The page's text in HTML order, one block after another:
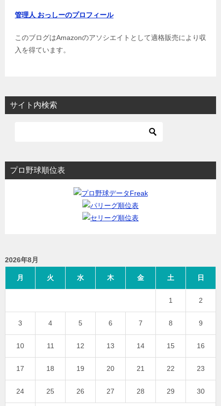
管理人 おっしーのプロフィール
このブログはAmazonのアソシエイトとして適格販売により収
入を得ています。
サイト内検索
プロ野球順位表
2026年8月
月 火 水 木 金 土 日
1 2
3 4 5 6 7 8 9
10 11 12 13 14 15 16
17 18 19 20 21 22 23
24 25 26 27 28 29 30